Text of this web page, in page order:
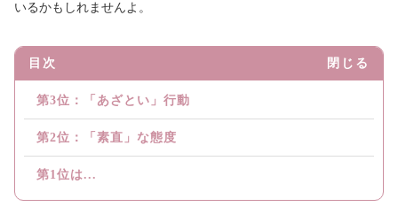
いるかもしれませんよ。
目次 閉じる
第3位：「あざとい」行動
第2位：「素直」な態度
第1位は...